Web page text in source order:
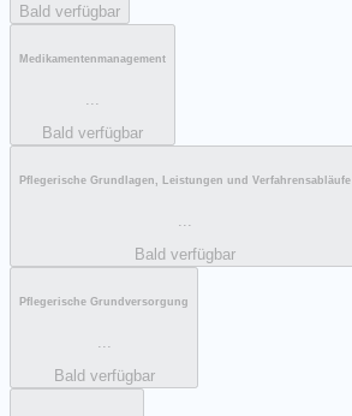
Bald verfügbar
Medikamentenmanagement
Bald verfügbar
Pflegerische Grundlagen, Leistungen und Verfahrensabläufe
Bald verfügbar
Pflegerische Grundversorgung
Bald verfügbar